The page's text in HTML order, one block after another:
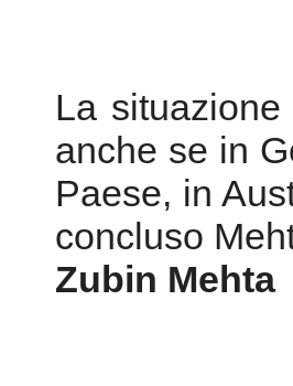
La
anche se in
Paese, in
concluso
Zubin Mehta